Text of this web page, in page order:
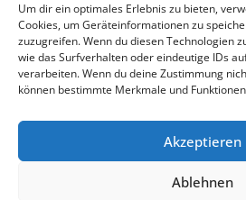
Um dir ein optimales Erlebnis zu bieten,
Cookies, um Geräteinformationen zu
zuzugreifen. Wenn du diesen Technologien
wie das Surfverhalten oder eindeutige IDs
verarbeiten. Wenn du deine Zustimmung
können bestimmte Merkmale und
Akzeptieren
Ablehnen
Wr. Neustädter Straße 1
2733 Grünbach am Schneeberg
Öffnungszeiten Gemeindeamt:
Montag: 8.00 – 12.00 Uhr und 14.00 – 18.00
Freitag: 8.00 – 12.00 Uhr
Email: